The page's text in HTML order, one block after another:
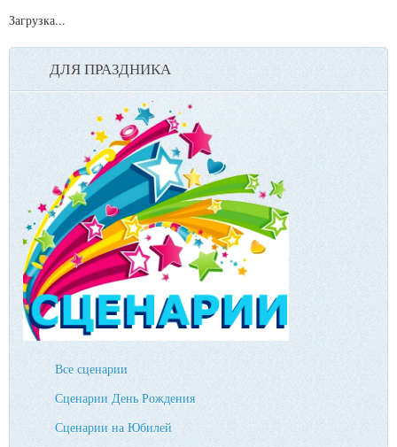
Загрузка...
ДЛЯ ПРАЗДНИКА
Все сценарии
Сценарии День Рождения
Сценарии на Юбилей